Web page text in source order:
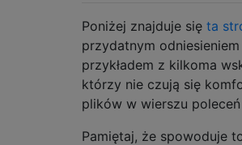
Poniżej znajduje się ta
przydatnym odniesieniem
przykładem z kilkoma
którzy nie czują się
plików w wierszu poleceń
Pamiętaj, że spowoduje